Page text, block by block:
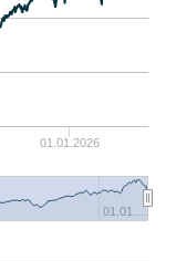
01.01.2026
01.01.…